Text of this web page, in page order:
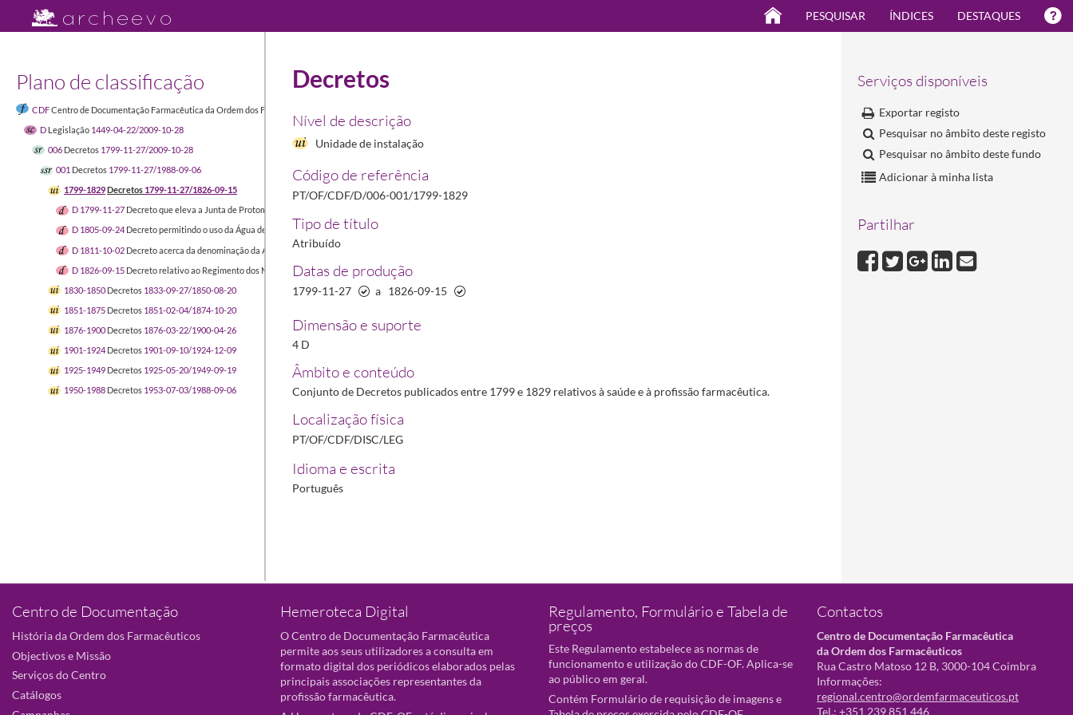
PESQUISAR ÍNDICES DESTAQUES
Plano de classificação
CDFCentro de Documentação Farmacêutica da Ordem dos Farmacêuticos
D Legislação 1449-04-22/2009-10-28
006 Decretos 1799-11-27/2009-10-28
001 Decretos 1799-11-27/1988-09-06
1799-1829Decretos 1799-11-27/1826-09-15
D 1799-11-27 Decreto que eleva a Junta de Protomedicato à categoria de Tribunal
D 1805-09-24 Decreto permitindo o uso da Água de Inglaterra sem que o proprietário seja obrigado a descobrir o segredo
D 1811-10-02 Decreto acerca da denominação da Água de Inglaterra1811-10-02/1811-10-02
D 1826-09-15 Decreto relativo ao Regimento dos Medicamentos símplices, preparados e compostos
1830-1850 Decretos 1833-09-27/1850-08-20
1851-1875 Decretos 1851-02-04/1874-10-20
1876-1900 Decretos 1876-03-22/1900-04-26
1901-1924 Decretos 1901-09-10/1924-12-09
1925-1949 Decretos 1925-05-20/1949-09-19
1950-1988 Decretos 1953-07-03/1988-09-06
Serviços disponíveis
Exportar registo
Pesquisar no âmbito deste registo
Pesquisar no âmbito deste fundo
Adicionar à minha lista
Partilhar
Decretos
Nível de descrição
Unidade de instalação
Código de referência
PT/OF/CDF/D/006-001/1799-1829
Tipo de título
Atribuído
Datas de produção
1799-11-27 a 1826-09-15
Dimensão e suporte
4 D
Âmbito e conteúdo
Conjunto de Decretos publicados entre 1799 e 1829 relativos à saúde e à profissão farmacêutica.
Localização física
PT/OF/CDF/DISC/LEG
Idioma e escrita
Português
Centro de Documentação
História da Ordem dos Farmacêuticos
Objectivos e Missão
Serviços do Centro
Catálogos
Hemeroteca Digital
O Centro de Documentação Farmacêutica
permite aos seus utilizadores a consulta em
formato digital dos periódicos elaborados pelas
principais associações representantes da
profissão farmacêutica.
Regulamento, Formulário e Tabela de
preços
Este Regulamento estabelece as normas de
funcionamento e utilização do CDF-OF. Aplica-se
ao público em geral.
Contém Formulário de requisição de imagens e
Contactos
Centro de Documentação Farmacêutica
da Ordem dos Farmacêuticos
Rua Castro Matoso 12 B, 3000-104 Coimbra
Informações:
regional.centro@ordemfarmaceuticos.pt
Tel.: +351 239 851 446